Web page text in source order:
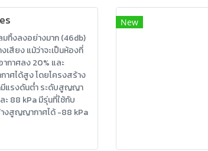
ทิ้งลงอย่างมาก (46db)
สียง แม้ว่าจะเป็นห้องที่
กาศลง 20% และ
ศได้สูง โดยโครงสร้าง
แรงดันต่ำ ระดับสูญญา
ะ 88 kPa มีรุ่นที่ใช้กับ
งสูญญากาศได้ -88 kPa
New